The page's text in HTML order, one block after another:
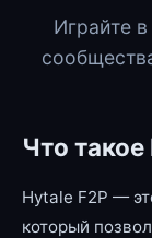
Играйте
Что
Hytale F2P —
который